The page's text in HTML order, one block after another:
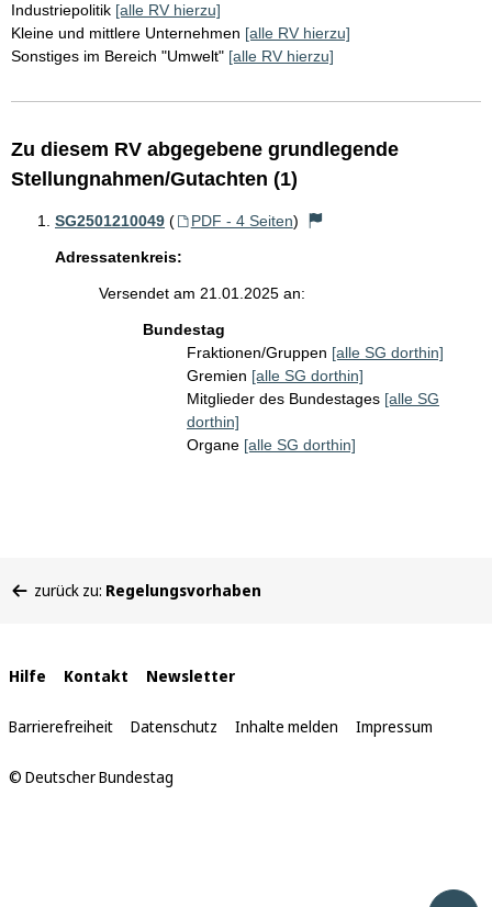
Industriepolitik [alle RV hierzu]
Kleine und mittlere Unternehmen [alle RV hierzu]
Sonstiges im Bereich "Umwelt" [alle RV hierzu]
Zu diesem RV abgegebene grundlegende
Stellungnahmen/Gutachten (1)
SG2501210049 ( PDF - 4 Seiten)
Adressatenkreis:
Versendet am 21.01.2025 an:
Bundestag
Fraktionen/Gruppen [alle SG dorthin]
Gremien [alle SG dorthin]
Mitglieder des Bundestages [alle SG
dorthin]
Organe [alle SG dorthin]
befinden
zurück zu: Regelungsvorhaben
Interne
Links
Hilfe Kontakt Newsletter
Barrierefreiheit Datenschutz Inhalte melden Impressum
© Deutscher Bundestag